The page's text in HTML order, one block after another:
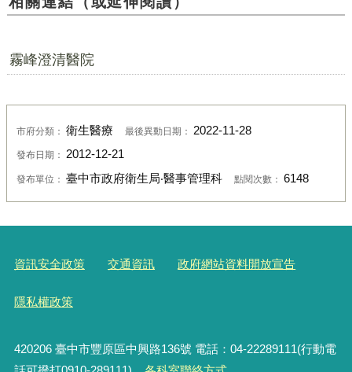
霧峰澄清醫院
市府分類： 衛生醫療 最後異動日期： 2022-11-28
發布日期： 2012-12-21
發布單位： 臺中市政府衛生局‧醫事管理科 點閱次數： 6148
資訊安全政策 交通資訊 政府網站資料開放宣告
隱私權政策
420206臺中市豐原區中興路136號 電話：04-22289111(行動電